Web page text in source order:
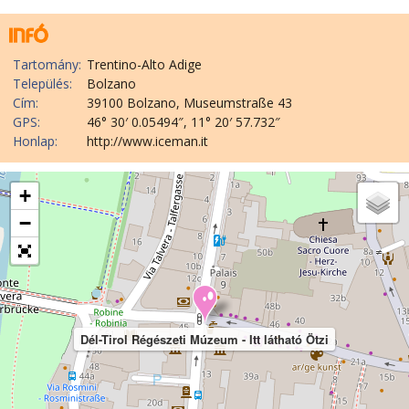
Tartomány: Trentino-Alto Adige
Település:
Bolzano
Cím:
39100 Bolzano, Museumstraße 43
GPS:
46° 30′ 0.05494″, 11° 20′ 57.732″
Honlap:
http://www.iceman.it
Dél-Tirol Régészeti Múzeum - Itt látható Ötzi
+
−